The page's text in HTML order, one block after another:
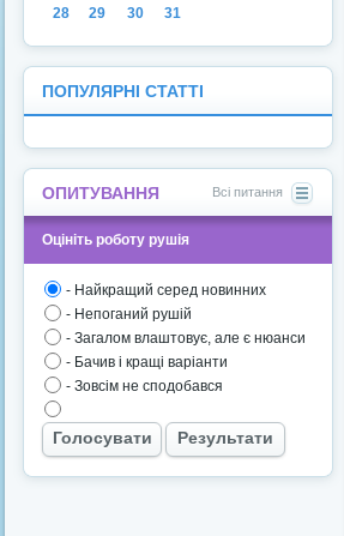
28
29 30 31
ПОПУЛЯРНІ СТАТТІ
ОПИТУВАННЯ Всі питання
Оцініть роботу рушія
- Найкращий серед новинних
- Непоганий рушій
- Загалом влаштовує, але є нюанси
- Бачив і кращі варіанти
- Зовсім не сподобався
Голосувати Результати